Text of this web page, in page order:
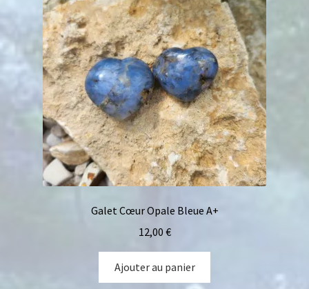
Galet Cœur Opale Bleue A+
12,00 €
Ajouter au panier